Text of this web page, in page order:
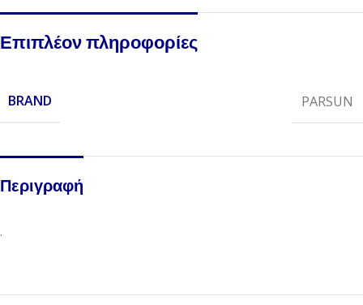
Επιπλέον πληροφορίες
BRAND PARSUN
Περιγραφή
.